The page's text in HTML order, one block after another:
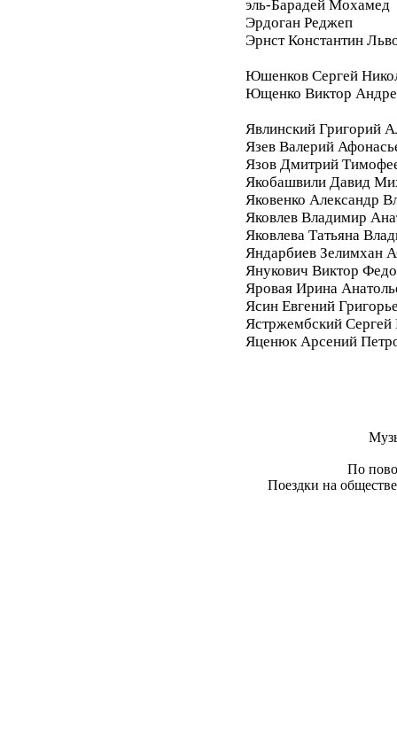
эль-Барадей Мохамед
Эрдоган Реджеп
Эрнст Константин
Юшенков Сергей
Ющенко Виктор
Явлинский Григорий
Язев Валерий
Язов Дмитрий
Якобашвили Давид
Яковенко Александр
Яковлев Владимир
Яковлева Татьяна
Яндарбиев Зелимхан
Янукович Виктор
Яровая Ирина
Ясин Евгений
Ястржембский
Яценюк Арсений
По
Поездки на